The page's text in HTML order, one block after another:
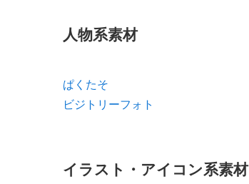
人物系素材
ぱくたそ
ビジトリーフォト
イラスト・アイコン系素材